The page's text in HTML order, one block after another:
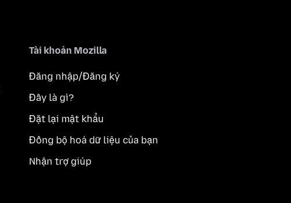
Tài khoản Mozilla
Đăng nhập/Đăng ký
Đây là gì?
Đặt lại mật khẩu
Đồng bộ hoá dữ liệu của bạn
Nhận trợ giúp